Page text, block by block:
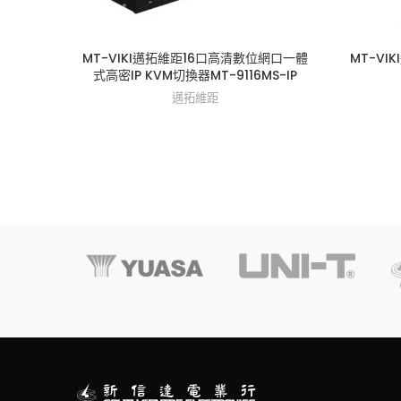
MT-VIKI邁拓維距16口高清數位網口一體
式高密IP KVM切換器MT-9116MS-IP
邁拓維距
MT-VIKI